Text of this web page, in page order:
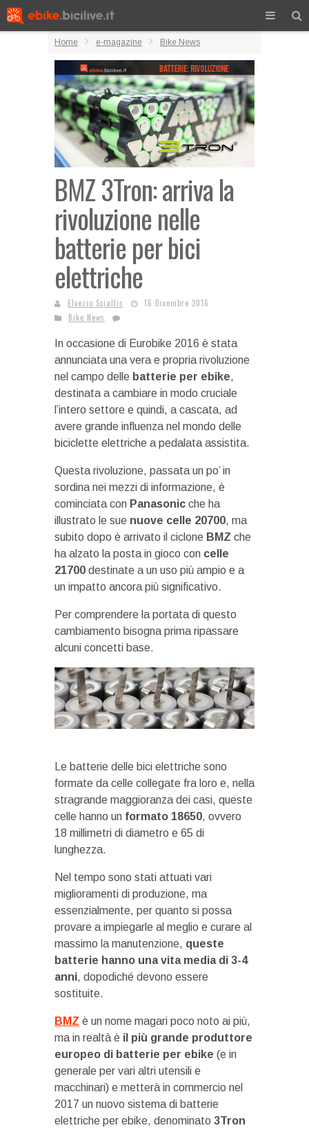
Home e-magazine Bike News
BMZ 3Tron: arriva la
rivoluzione nelle
batterie per bici
elettriche
Elvezio Sciallis
16 Dicembre 2016
Bike News
In occasione di Eurobike 2016 è stata
annunciata una vera e propria rivoluzione
nel campo delle batterie per ebike,
destinata a cambiare in modo cruciale
l’intero settore e quindi, a cascata, ad
avere grande influenza nel mondo delle
biciclette elettriche a pedalata assistita.
Questa rivoluzione, passata un po’ in
sordina nei mezzi di informazione, è
cominciata con Panasonic che ha
illustrato le sue nuove celle 20700, ma
subito dopo è arrivato il ciclone BMZ che
ha alzato la posta in gioco con celle
21700 destinate a un uso più ampio e a
un impatto ancora più significativo.
Per comprendere la portata di questo
cambiamento bisogna prima ripassare
alcuni concetti base.
Le batterie delle bici elettriche sono
formate da celle collegate fra loro e, nella
stragrande maggioranza dei casi, queste
celle hanno un formato 18650, ovvero
18 millimetri di diametro e 65 di
lunghezza.
Nel tempo sono stati attuati vari
miglioramenti di produzione, ma
essenzialmente, per quanto si possa
provare a impiegarle al meglio e curare al
massimo la manutenzione, queste
batterie hanno una vita media di 3-4
anni, dopodiché devono essere
sostituite.
BMZ è un nome magari poco noto ai più,
ma in realtà è il più grande produttore
europeo di batterie per ebike (e in
generale per vari altri utensili e
macchinari) e metterà in commercio nel
2017 un nuovo sistema di batterie
elettriche per ebike, denominato 3Tron